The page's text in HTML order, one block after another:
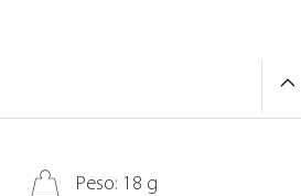
Peso: 18 g